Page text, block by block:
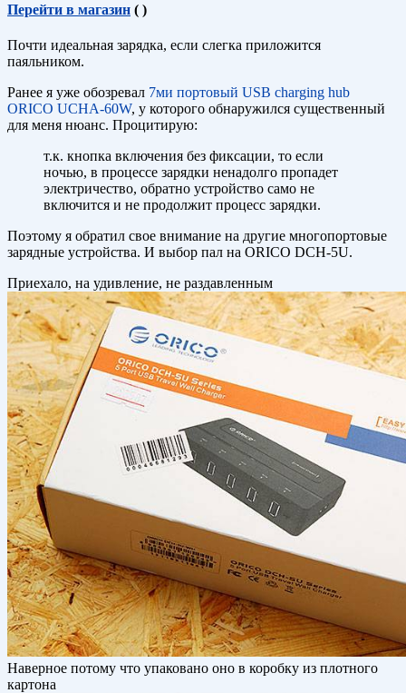
Перейти в магазин ( )
Почти идеальная зарядка, если слегка приложится
паяльником.
Ранее я уже обозревал 7ми портовый USB charging hub
ORICO UCHA-60W, у которого обнаружился существенный
для меня нюанс. Процитирую:
т.к. кнопка включения без фиксации, то если
ночью, в процессе зарядки ненадолго пропадет
электричество, обратно устройство само не
включится и не продолжит процесс зарядки.
Поэтому я обратил свое внимание на другие многопортовые
зарядные устройства. И выбор пал на ORICO DCH-5U.
Приехало, на удивление, не раздавленным
Наверное потому что упаковано оно в коробку из плотного
картона